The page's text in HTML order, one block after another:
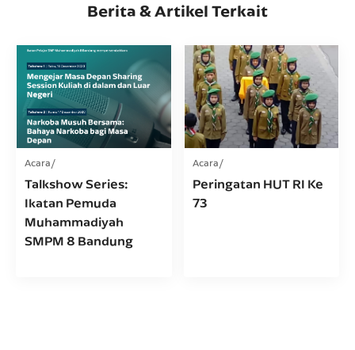
Berita & Artikel Terkait
Acara
Talkshow Series:
Ikatan Pemuda
Muhammadiyah
SMPM 8 Bandung
Acara
Peringatan HUT RI Ke
73